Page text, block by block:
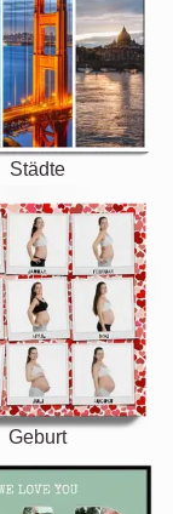
Städte
Geburt